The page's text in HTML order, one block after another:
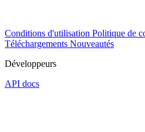
Conditions d'utilisation Politique de
Téléchargements Nouveautés
Développeurs
API docs